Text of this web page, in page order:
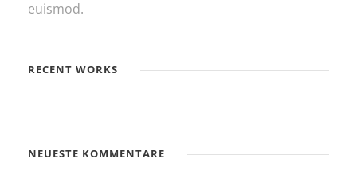
euismod.
RECENT WORKS
NEUESTE KOMMENTARE